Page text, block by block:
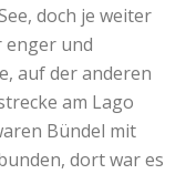
doch je weiter
enger und
auf der anderen
am Lago
Bündel mit
dort war es